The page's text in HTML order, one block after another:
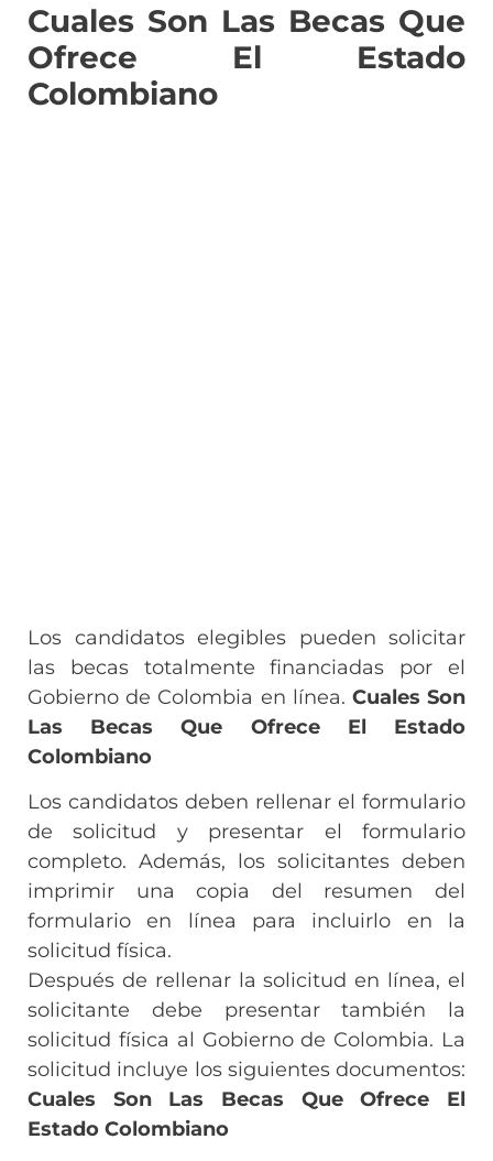
Cuales Son Las Becas Que
Ofrece El Estado
Colombiano
Los candidatos elegibles pueden solicitar
las becas totalmente financiadas por el
Gobierno de Colombia en línea. Cuales Son
Las Becas Que Ofrece El Estado
Colombiano
Los candidatos deben rellenar el formulario
de solicitud y presentar el formulario
completo. Además, los solicitantes deben
imprimir una copia del resumen del
formulario en línea para incluirlo en la
solicitud física.
Después de rellenar la solicitud en línea, el
solicitante debe presentar también la
solicitud física al Gobierno de Colombia. La
solicitud incluye los siguientes documentos:
Cuales Son Las Becas Que Ofrece El
Estado Colombiano